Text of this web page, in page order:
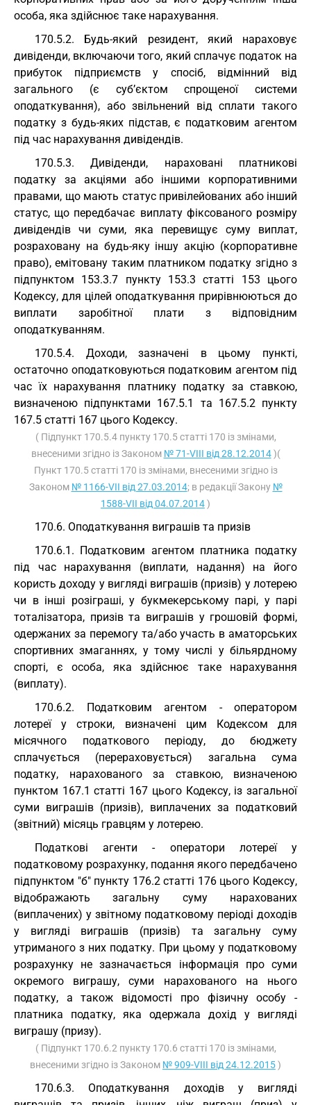
особа, яка здійснює таке нарахування.
170.5.2. Будь-який резидент, який нараховує
дивіденди, включаючи того, який сплачує податок на
прибуток підприємств у спосіб, відмінний від
загального (є суб’єктом спрощеної системи
оподаткування), або звільнений від сплати такого
податку з будь-яких підстав, є податковим агентом
під час нарахування дивідендів.
170.5.3. Дивіденди, нараховані платникові
податку за акціями або іншими корпоративними
правами, що мають статус привілейованих або інший
статус, що передбачає виплату фіксованого розміру
дивідендів чи суми, яка перевищує суму виплат,
розраховану на будь-яку іншу акцію (корпоративне
право), емітовану таким платником податку згідно з
підпунктом 153.3.7 пункту 153.3 статті 153 цього
Кодексу, для цілей оподаткування прирівнюються до
виплати заробітної плати з відповідним
оподаткуванням.
170.5.4. Доходи, зазначені в цьому пункті,
остаточно оподатковуються податковим агентом під
час їх нарахування платнику податку за ставкою,
визначеною підпунктами 167.5.1 та 167.5.2 пункту
167.5 статті 167 цього Кодексу.
( Підпункт 170.5.4 пункту 170.5 статті 170 із змінами,
внесеними згідно із Законом № 71-VIII від 28.12.2014)(
Пункт 170.5 статті 170 із змінами, внесеними згідно із
Законом № 1166-VII від 27.03.2014; в редакції Закону №
1588-VII від 04.07.2014)
170.6. Оподаткування виграшів та призів
170.6.1. Податковим агентом платника податку
під час нарахування (виплати, надання) на його
користь доходу у вигляді виграшів (призів) у лотерею
чи в інші розіграші, у букмекерському парі, у парі
тоталізатора, призів та виграшів у грошовій формі,
одержаних за перемогу та/або участь в аматорських
спортивних змаганнях, у тому числі у більярдному
спорті, є особа, яка здійснює таке нарахування
(виплату).
170.6.2. Податковим агентом - оператором
лотереї у строки, визначені цим Кодексом для
місячного податкового періоду, до бюджету
сплачується (перераховується) загальна сума
податку, нарахованого за ставкою, визначеною
пунктом 167.1 статті 167 цього Кодексу, із загальної
суми виграшів (призів), виплачених за податковий
(звітний) місяць гравцям у лотерею.
Податкові агенти - оператори лотереї у
податковому розрахунку, подання якого передбачено
підпунктом "б" пункту 176.2 статті 176 цього Кодексу,
відображають загальну суму нарахованих
(виплачених) у звітному податковому періоді доходів
у вигляді виграшів (призів) та загальну суму
утриманого з них податку. При цьому у податковому
розрахунку не зазначається інформація про суми
окремого виграшу, суми нарахованого на нього
податку, а також відомості про фізичну особу -
платника податку, яка одержала дохід у вигляді
виграшу (призу).
( Підпункт 170.6.2 пункту 170.6 статті 170 із змінами,
внесеними згідно із Законом № 909-VIII від 24.12.2015)
170.6.3. Оподаткування доходів у вигляді